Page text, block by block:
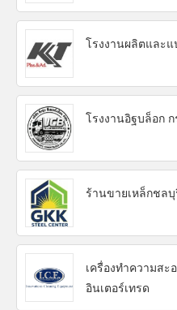
โรงงานผลิตและ
โรงงานอิฐบล็อก
ร้านขายเหล็กชล
เครื่องทำความสะ
อินเตอร์เทรด